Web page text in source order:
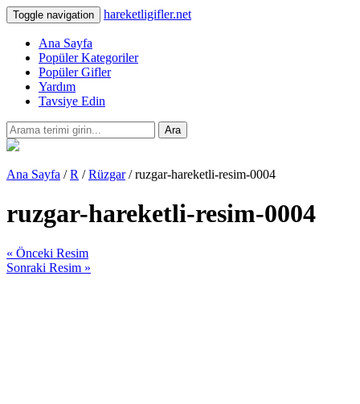
Toggle navigation hareketligifler.net
Ana Sayfa
Popüler Kategoriler
Popüler Gifler
Yardım
Tavsiye Edin
Ara
Ana Sayfa /R /Rüzgar/ ruzgar-hareketli-resim-0004
ruzgar-hareketli-resim-0004
« Önceki Resim
Sonraki Resim »